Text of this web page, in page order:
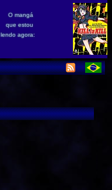
O mangá
que estou
lendo agora: